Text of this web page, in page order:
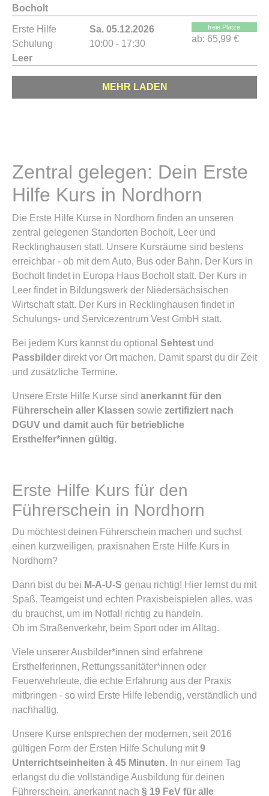
Bocholt
Erste Hilfe
Schulung
Leer
Sa. 05.12.2026
10:00 - 17:30
freie Plätze
ab: 65,99 €
MEHR LADEN
Zentral gelegen: Dein Erste
Hilfe Kurs in Nordhorn
Die Erste Hilfe Kurse in Nordhorn finden an unseren
zentral gelegenen Standorten Bocholt, Leer und
Recklinghausen statt. Unsere Kursräume sind bestens
erreichbar - ob mit dem Auto, Bus oder Bahn. Der Kurs in
Bocholt findet in Europa Haus Bocholt statt. Der Kurs in
Leer findet in Bildungswerk der Niedersächsischen
Wirtschaft statt. Der Kurs in Recklinghausen findet in
Schulungs- und Servicezentrum Vest GmbH statt.
Bei jedem Kurs kannst du optional Sehtest und
Passbilder direkt vor Ort machen. Damit sparst du dir Zeit
und zusätzliche Termine.
Unsere Erste Hilfe Kurse sind anerkannt für den
Führerschein aller Klassen sowie zertifiziert nach
DGUV und damit auch für betriebliche
Ersthelfer*innen gültig.
Erste Hilfe Kurs für den
Führerschein in Nordhorn
Du möchtest deinen Führerschein machen und suchst
einen kurzweiligen, praxisnahen Erste Hilfe Kurs in
Nordhorn?
Dann bist du bei M-A-U-S genau richtig! Hier lernst du mit
Spaß, Teamgeist und echten Praxisbeispielen alles, was
du brauchst, um im Notfall richtig zu handeln.
Ob im Straßenverkehr, beim Sport oder im Alltag.
Viele unserer Ausbilder*innen sind erfahrene
Ersthelferinnen, Rettungssanitäter*innen oder
Feuerwehrleute, die echte Erfahrung aus der Praxis
mitbringen - so wird Erste Hilfe lebendig, verständlich und
nachhaltig.
Unsere Kurse entsprechen der modernen, seit 2016
gültigen Form der Ersten Hilfe Schulung mit 9
Unterrichtseinheiten à 45 Minuten. In nur einem Tag
erlangst du die vollständige Ausbildung für deinen
Führerschein, anerkannt nach § 19 FeV für alle